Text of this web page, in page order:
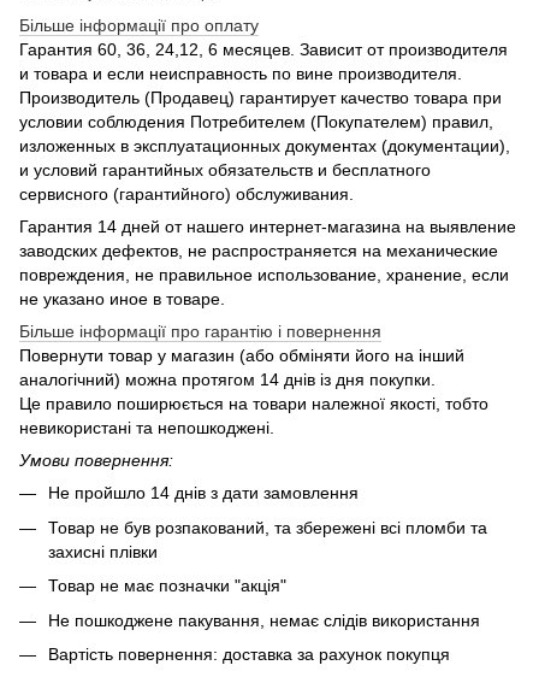
Більше інформації про оплату
Гарантия 60, 36, 24,12, 6 месяцев. Зависит от производителя
и товара и если неисправность по вине производителя.
Производитель (Продавец) гарантирует качество товара при
условии соблюдения Потребителем (Покупателем) правил,
изложенных в эксплуатационных документах (документации),
и условий гарантийных обязательств и бесплатного
сервисного (гарантийного) обслуживания.
Гарантия 14 дней от нашего интернет-магазина на выявление
заводских дефектов, не распространяется на механические
повреждения, не правильное использование, хранение, если
не указано иное в товаре.
Більше інформації про гарантію і повернення
Повернути товар у магазин (або обміняти його на інший
аналогічний) можна протягом 14 днів із дня покупки.
Це правило поширюється на товари належної якості, тобто
невикористані та непошкоджені.
Умови повернення:
Не пройшло 14 днів з дати замовлення
Товар не був розпакований, та збережені всі пломби та
захисні плівки
Товар не має позначки "акція"
Не пошкоджене пакування, немає слідів використання
Вартість повернення: доставка за рахунок покупця